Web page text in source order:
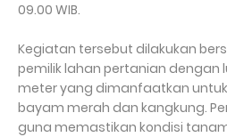
09.00 WIB.
Kegiatan tersebut dilakukan
pemilik lahan pertanian dengan
meter yang dimanfaatkan
bayam merah dan kangkung.
guna memastikan kondisi